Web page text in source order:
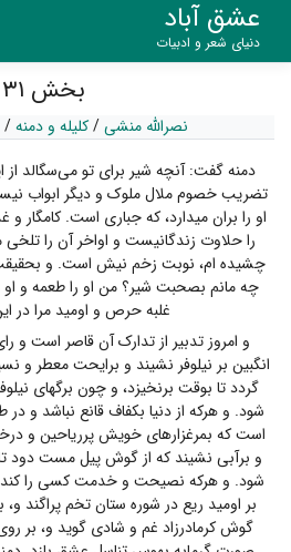
عشق آباد
دنیای شعر و ادبیات
بخش ۳۱
نصرالله منشی/کلیله و دمنه /
دمنه گفت: آنچه شیر برای تو می‌سگالد
تضریب خصوم ملال ملوک و دیگر ابواب
او را بران میدارد، که جباری است. کامگار
را حلاوت زندگانیست و اواخر آن را
چشیده ام، نوبت زخم نیش است. و بحقیقت
چه مانم بصحبت شیر؟ من او را طعمه و او
غلبه حرص و اومید مرا در
و امروز تدبیر از تدارک آن قاصر است و
انگبین بر نیلوفر نشیند و برایحت معطر
گردد تا بوقت برنخیزد، و چون برگهای
شود. و هرکه از دنیا بکفاف قانع نباشد
است که بمرغزارهای خویش پرریاحین و
و برآبی نشیند که از گوش پیل مست
شود. و هرکه نصیحت و خدمت کسی را کند
بر اومید ریع در شوره ستان تخم پراگند
گوش کرمادرزاد غم و شادی گوید و، بر